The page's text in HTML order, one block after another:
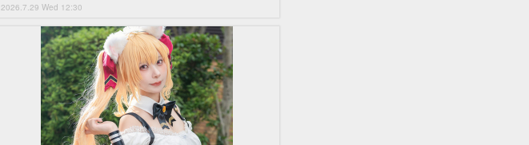
2026.7.29 Wed 12:30